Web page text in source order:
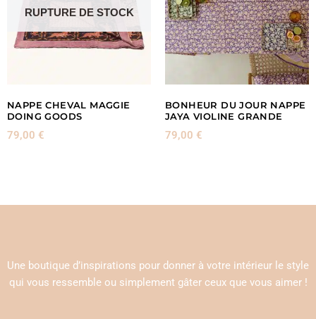
RUPTURE DE STOCK
NAPPE CHEVAL MAGGIE
DOING GOODS
79,00 €
BONHEUR DU JOUR NAPPE
JAYA VIOLINE GRANDE
79,00 €
Une boutique d’inspirations pour donner à votre intérieur le style
qui vous ressemble ou simplement gâter ceux que vous aimer !